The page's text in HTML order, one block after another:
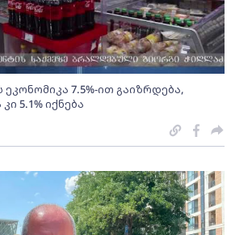
7.5%-ით გაიზრდება,
5.1% იქნება